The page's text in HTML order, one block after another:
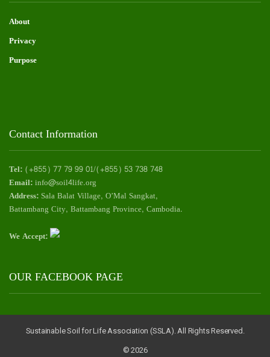
About
Privacy
Purpose
Contact Information
Tel: (+855) 77 79 99 01/(+855) 53 738 748
Email:info@soil4life.org
Address: Sala Balat Village, O’Mal Sangkat,
Battambang City, Battambang Province, Cambodia.
We Accept:
OUR FACEBOOK PAGE
Sustainable Soil for Life Association (SSLA). All Rights Reserved.
© 2026